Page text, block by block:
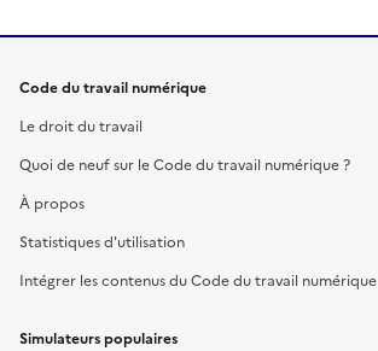
Code du travail numérique
Le droit du travail
Quoi de neuf sur le Code du travail numérique ?
À propos
Statistiques d'utilisation
Intégrer les contenus du Code du travail numérique
Simulateurs populaires